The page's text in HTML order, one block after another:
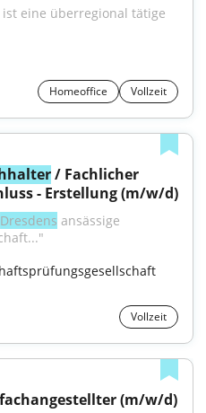
ist eine überregional tätige
Homeoffice Vollzeit
/ Fachlicher
- Erstellung (m/w/d)
Dresdens ansässige
Vollzeit
(m/w/d)